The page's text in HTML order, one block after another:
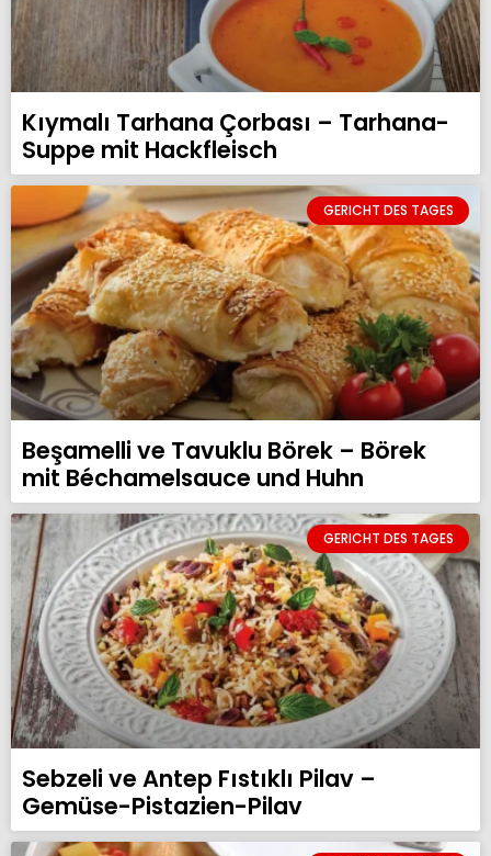
Kıymalı Tarhana Çorbası – Tarhana-
Suppe mit Hackfleisch
GERICHT DES TAGES
Beşamelli ve Tavuklu Börek – Börek
mit Béchamelsauce und Huhn
GERICHT DES TAGES
Sebzeli ve Antep Fıstıklı Pilav –
Gemüse-Pistazien-Pilav